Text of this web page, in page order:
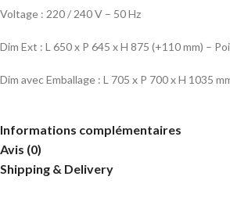
Voltage : 220 / 240 V – 50 Hz
Dim Ext : L 650 x P 645 x H 875 (+110 mm) –
Dim avec Emballage : L 705 x P 700 x H 1035
Informations complémentaires
Avis (0)
Shipping & Delivery